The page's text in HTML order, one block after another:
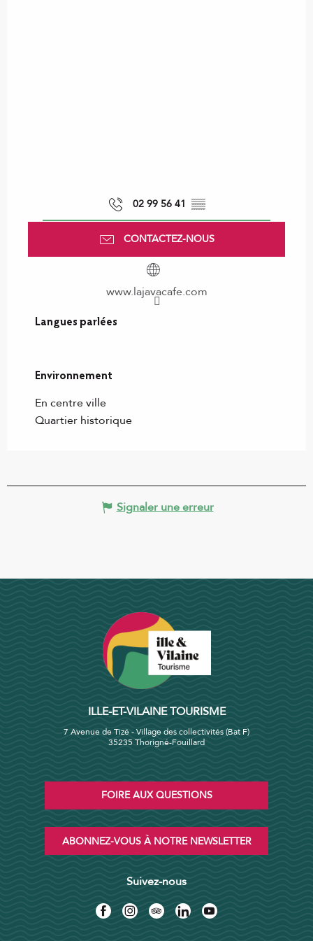
02 99 56 41 ▒▒
CONTACTEZ-NOUS
www.lajavacafe.com
Langues parlées
Langues parlées
Environnement
Environnement
En centre ville
Quartier historique
Signaler une erreur
ILLE-ET-VILAINE TOURISME
7 Avenue de Tizé - Village des collectivités (Bat F)
35235 Thorigné-Fouillard
FOIRE AUX QUESTIONS
ABONNEZ-VOUS À NOTRE NEWSLETTER
Suivez-nous